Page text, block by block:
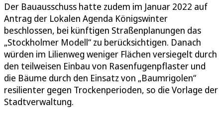
Der Bauausschuss hatte zudem im Januar 2022 auf
Antrag der Lokalen Agenda Königswinter
beschlossen, bei künftigen Straßenplanungen das
„Stockholmer Modell“ zu berücksichtigen. Danach
würden im Lilienweg weniger Flächen versiegelt durch
den teilweisen Einbau von Rasenfugenpflaster und
die Bäume durch den Einsatz von „Baumrigolen“
resilienter gegen Trockenperioden, so die Vorlage der
Stadtverwaltung.